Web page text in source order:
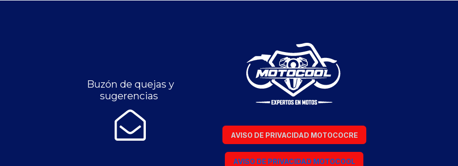
AVISO DE PRIVACIDAD MOTOCOCRE
AVISO DE PRIVACIDAD MOTOCOOL
Buzón de quejas y
sugerencias